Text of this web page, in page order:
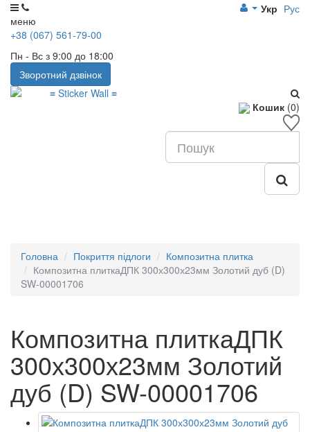
меню
Укр Рус
+38 (067) 561-79-00
Пн - Вс з 9:00 до 18:00
Зворотний дзвінок
Кошик (0)
Головна Покриття підлоги
Композитна плитка
Композитна плиткаДПК 300х300х23мм Золотий дуб (D)
SW-00001706
Композитна плиткаДПК
300х300х23мм Золотий
дуб (D) SW-00001706